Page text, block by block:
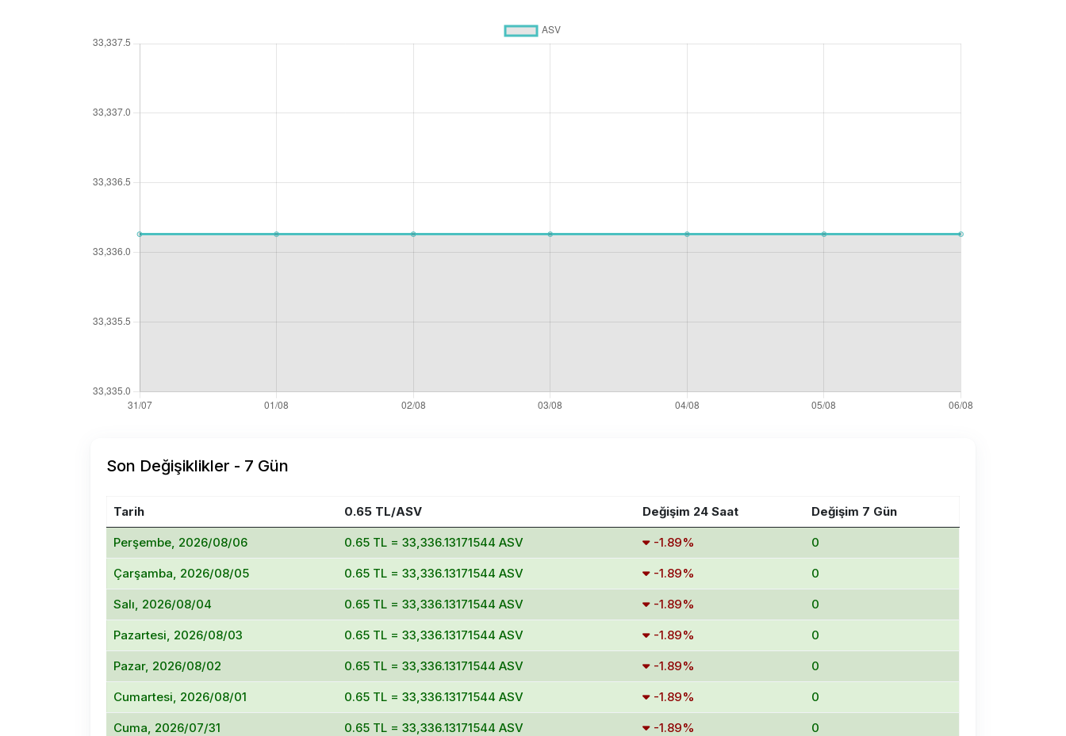
Son Değişiklikler - 7 Gün
Tarih 0.65 TL/ASV Değişim 24 Saat Değişim 7 Gün
Perşembe, 2026/08/06 0.65 TL = 33,336.13171544 ASV -1.89% 0
Çarşamba, 2026/08/05 0.65 TL = 33,336.13171544 ASV -1.89% 0
Salı, 2026/08/04 0.65 TL = 33,336.13171544 ASV -1.89% 0
Pazartesi, 2026/08/03 0.65 TL = 33,336.13171544 ASV -1.89% 0
Pazar, 2026/08/02 0.65 TL = 33,336.13171544 ASV -1.89% 0
Cumartesi, 2026/08/01 0.65 TL = 33,336.13171544 ASV -1.89% 0
Cuma, 2026/07/31 0.65 TL = 33,336.13171544 ASV -1.89% 0